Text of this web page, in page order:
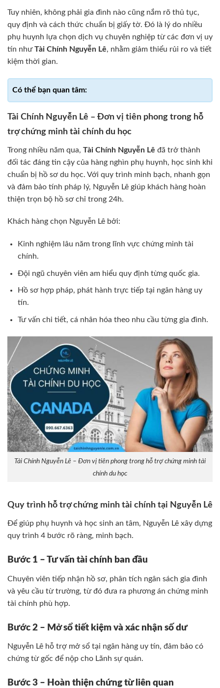
Tuy nhiên, không phải gia đình nào cũng nắm rõ thủ tục,
quy định và cách thức chuẩn bị giấy tờ. Đó là lý do nhiều
phụ huynh lựa chọn dịch vụ chuyên nghiệp từ các đơn vị uy
tín nhưTài Chính Nguyễn Lê, nhằm giảm thiểu rủi ro và tiết
kiệm thời gian.
Tài Chính Nguyễn Lê – Đơn vị tiên phong trong hỗ
trợ chứng minh tài chính du học
Trong nhiều năm qua, Tài Chính Nguyễn Lê đã trở thành
đối tác đáng tin cậy của hàng nghìn phụ huynh, học sinh khi
chuẩn bị hồ sơ du học. Với quy trình minh bạch, nhanh gọn
và đảm bảo tính pháp lý, Nguyễn Lê giúp khách hàng hoàn
thiện trọn bộ hồ sơ chỉ trong 24h.
Khách hàng chọn Nguyễn Lê bởi:
Kinh nghiệm lâu năm trong lĩnh vực chứng minh tài
chính.
Đội ngũ chuyên viên am hiểu quy định từng quốc gia.
Hồ sơ hợp pháp, phát hành trực tiếp tại ngân hàng uy
tín.
Tư vấn chi tiết, cá nhân hóa theo nhu cầu từng gia đình.
Tài Chính Nguyễn Lê – Đơn vị tiên phong trong hỗ trợ chứng minh tài
chính du học
Quy trình hỗ trợ chứng minh tài chính tại Nguyễn Lê
Để giúp phụ huynh và học sinh an tâm, Nguyễn Lê xây dựng
quy trình 4 bước rõ ràng, minh bạch.
Bước 1 – Tư vấn tài chính ban đầu
Chuyên viên tiếp nhận hồ sơ, phân tích ngân sách gia đình
và yêu cầu từ trường, từ đó đưa ra phương án chứng minh
tài chính phù hợp.
Bước 2 – Mở sổ tiết kiệm và xác nhận số dư
Nguyễn Lê hỗ trợ mở sổ tại ngân hàng uy tín, đảm bảo có
chứng từ gốc để nộp cho Lãnh sự quán.
Bước 3 – Hoàn thiện chứng từ liên quan